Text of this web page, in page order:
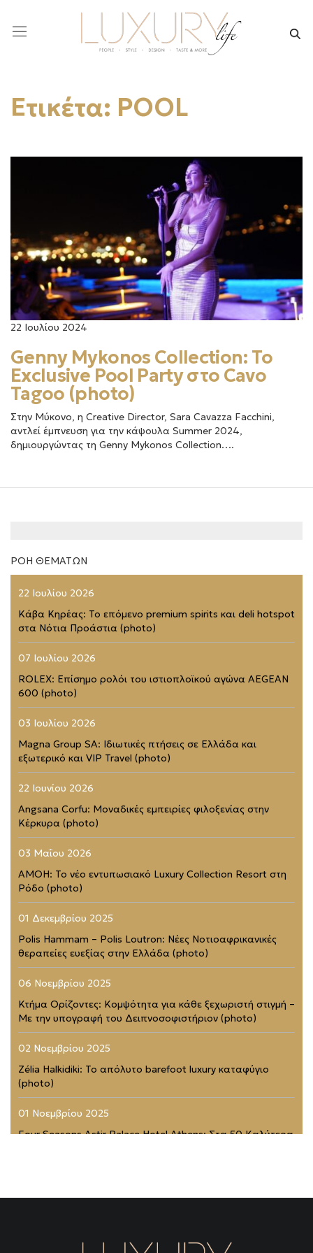
Ετικέτα: POOL
22 Ιουλίου 2024
Genny Mykonos Collection: To
Exclusive Pool Party στο Cavo
Tagoo (photo)
Στην Μύκονο, η Creative Director, Sara Cavazza Facchini,
αντλεί έμπνευση για την κάψουλα Summer 2024,
δημιουργώντας τη Genny Mykonos Collection….
ΡΟΗ ΘΕΜΑΤΩΝ
22 Ιουλίου 2026
Κάβα Κηρέας: Το επόμενο premium spirits και deli hotspot
στα Νότια Προάστια (photo)
07 Ιουλίου 2026
ROLEX: Επίσημο ρολόι του ιστιοπλοϊκού αγώνα AEGEAN
600 (photo)
03 Ιουλίου 2026
Magna Group SA: Ιδιωτικές πτήσεις σε Ελλάδα και
εξωτερικό και VIP Travel (photo)
22 Ιουνίου 2026
Angsana Corfu: Μοναδικές εμπειρίες φιλοξενίας στην
Κέρκυρα (photo)
03 Μαΐου 2026
AMOH: Το νέο εντυπωσιακό Luxury Collection Resort στη
Ρόδο (photo)
01 Δεκεμβρίου 2025
Polis Hammam – Polis Loutron: Νέες Νοτιοαφρικανικές
θεραπείες ευεξίας στην Ελλάδα (photo)
06 Νοεμβρίου 2025
Κτήμα Ορίζοντες: Κομψότητα για κάθε ξεχωριστή στιγμή –
Με την υπογραφή του Δειπνοσοφιστήριον (photo)
02 Νοεμβρίου 2025
Zélia Halkidiki: Το απόλυτο barefoot luxury καταφύγιο
(photo)
01 Νοεμβρίου 2025
Four Seasons Astir Palace Hotel Athens: Στα 50 Καλύτερα
Rodopou & Beyond: Ένα από τα πιο εντυπωσιακά
31 Μαΐου 2025